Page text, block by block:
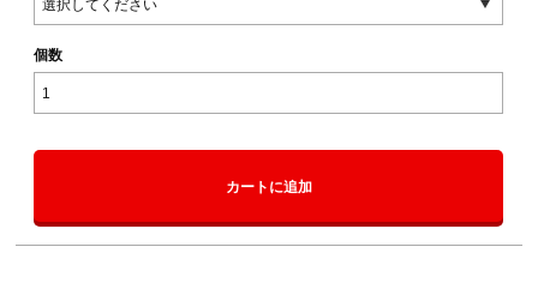
個数
カートに追加